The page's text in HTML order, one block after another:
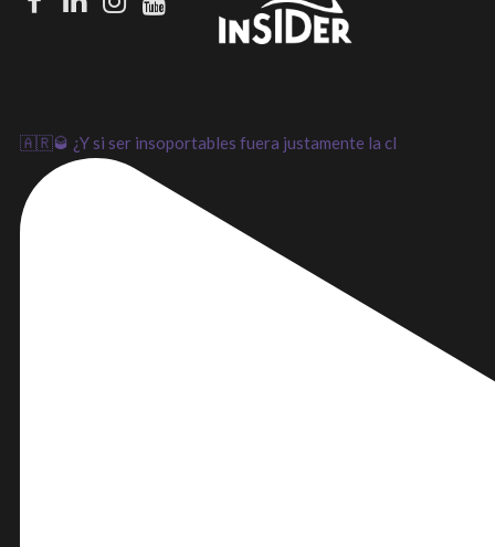
LinkedInInstagram
Youtube
🇦🇷🥃 ¿Y si ser insoportables fuera justamente la cl